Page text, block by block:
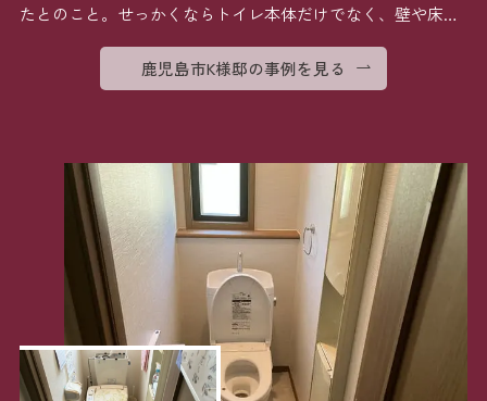
たとのこと。せっかくならトイレ本体だけでなく、壁や床も
鹿児島市K様邸の事例を見る